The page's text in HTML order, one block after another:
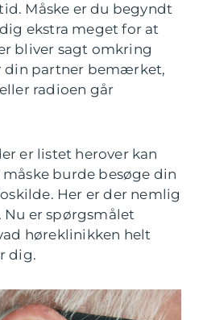
Måske er du begyndt
ekstra meget for at
bliver sagt omkring
din partner bemærket,
radioen går
er listet herover kan
burde besøge din
Her er der nemlig
er spørgsmålet
høreklinikken helt
dig.